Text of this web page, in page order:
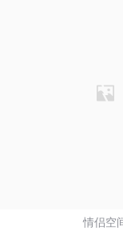
情侣空